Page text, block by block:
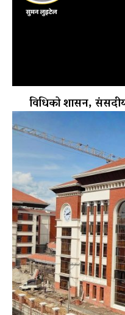
विधिको शासन, संसदीय